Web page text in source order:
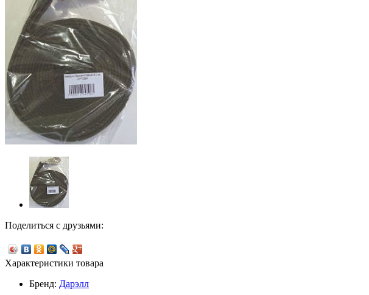
Поделиться с друзьями:
Характеристики товара
Бренд: Дарэлл